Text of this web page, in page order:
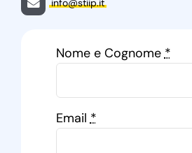
info@stiip.it
Nome e Cognome*
Email*